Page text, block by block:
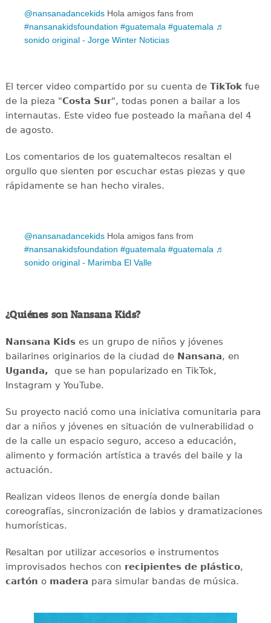
@nansanadancekids Hola amigos fans from
#nansanakidsfoundation #guatemala #guatemala ♬
sonido original - Jorge Winter Noticias
El tercer video compartido por su cuenta de TikTokfue
de la pieza "Costa Sur", todas ponen a bailar a los
internautas. Este video fue posteado la mañana del 4
de agosto.
Los comentarios de los guatemaltecos resaltan el
orgullo que sienten por escuchar estas piezas y que
rápidamente se han hecho virales.
@nansanadancekids Hola amigos fans from
#nansanakidsfoundation #guatemala #guatemala ♬
sonido original - Marimba El Valle
¿Quiénes son Nansana Kids?
Nansana Kidses un grupo de niños y jóvenes
bailarines originarios de la ciudad de Nansana, en
Uganda, que se han popularizado en TikTok,
Instagram y YouTube.
Su proyecto nació como una iniciativa comunitaria para
dar a niños y jóvenes en situación de vulnerabilidad o
de la calle un espacio seguro, acceso a educación,
alimento y formación artística a través del baile y la
actuación.
Realizan videos llenos de energía donde bailan
coreografías, sincronización de labios y dramatizaciones
humorísticas.
Resaltan por utilizar accesorios e instrumentos
improvisados hechos con recipientes de plástico,
cartón o madera para simular bandas de música.